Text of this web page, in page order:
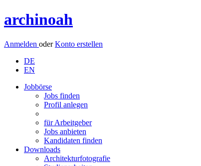
archinoah
Anmelden oderKonto erstellen
DE
EN
Jobbörse
Jobs finden
Profil anlegen
für Arbeitgeber
Jobs anbieten
Kandidaten finden
Downloads
Architekturfotografie